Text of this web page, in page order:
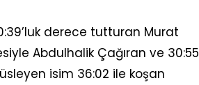
derece tutturan Murat
Abdulhalik Çağıran ve 30:55
isim 36:02 ile koşan